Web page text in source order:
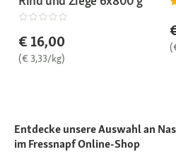
€ 16,00
(€ 3,33/kg)
Entdecke unsere Auswahl an
im Fressnapf Online-Shop